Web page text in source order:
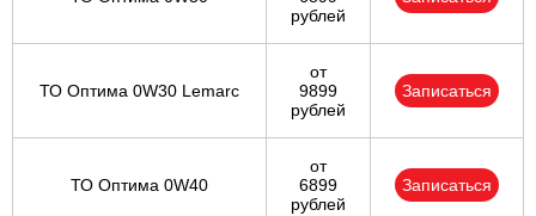
рублей
ТО Оптима 0W30 Lemarc
от
9899
рублей
Записаться
ТО Оптима 0W40
от
6899
рублей
Записаться